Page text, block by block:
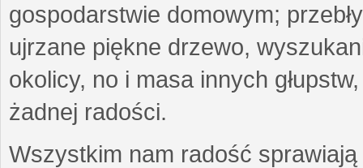
gospodarstwie domowym;
ujrzane piękne drzewo,
okolicy, no i masa innych
żadnej radości.
Wszystkim nam radość